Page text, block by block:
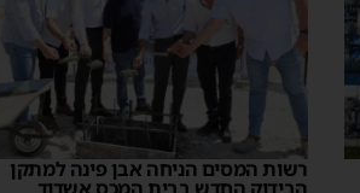
רשות המסים הניחה אבן פינה למתקן